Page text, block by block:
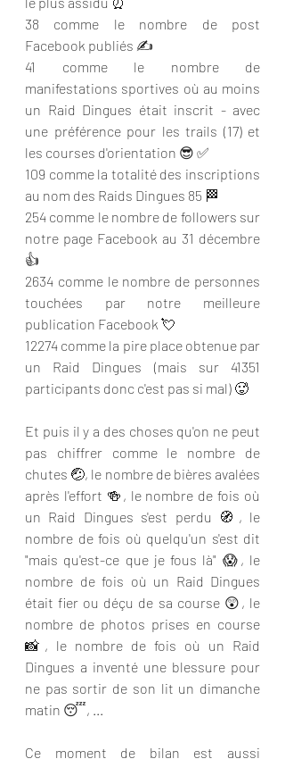
38 comme le nombre de post
Facebook publiés ✍️
41 comme le nombre de
manifestations sportives où au moins
un Raid Dingues était inscrit - avec
une préférence pour les trails (17) et
les courses d'orientation 😎 ✅
109 comme la totalité des inscriptions
au nom des Raids Dingues 85 🏁
254 comme le nombre de followers sur
notre page Facebook au 31 décembre
👍
2634 comme le nombre de personnes
touchées par notre meilleure
publication Facebook 💘
12274 comme la pire place obtenue par
un Raid Dingues (mais sur 41351
participants donc c'est pas si mal) 🥵
Et puis il y a des choses qu'on ne peut
pas chiffrer comme le nombre de
chutes 🤕, le nombre de bières avalées
après l'effort 🍻, le nombre de fois où
un Raid Dingues s'est perdu 🧭, le
nombre de fois où quelqu'un s'est dit
"mais qu'est-ce que je fous là" 😱, le
nombre de fois où un Raid Dingues
était fier ou déçu de sa course 😲, le
nombre de photos prises en course
📸, le nombre de fois où un Raid
Dingues a inventé une blessure pour
ne pas sortir de son lit un dimanche
matin 😴, ...
Ce moment de bilan est aussi